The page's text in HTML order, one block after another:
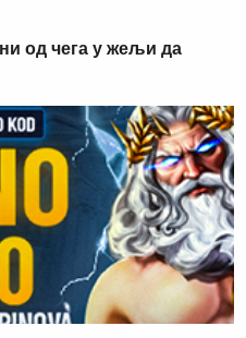
од чега у жељи да